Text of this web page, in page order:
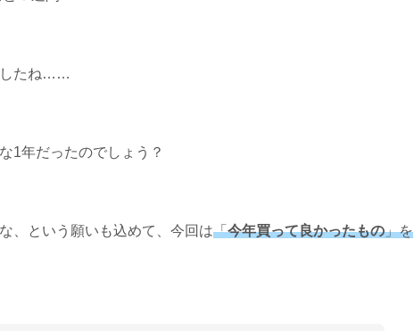
したね……
1年だったのでしょう？
、という願いも込めて、今回は「今年買って良かったもの」を